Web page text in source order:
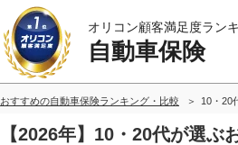
オリコン顧客満足度ラン
自動車保険
おすすめの自動車保険ランキング・比較 10・20
【2026年】10・20代が選